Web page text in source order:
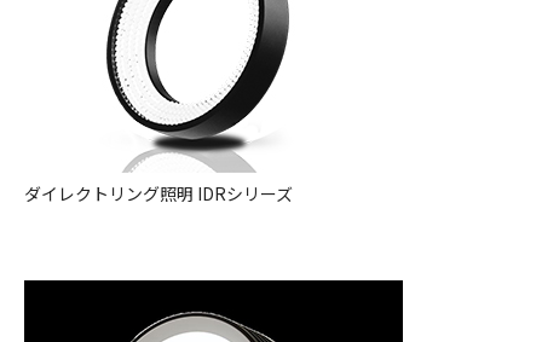
ダイレクトリング照明 IDRシリーズ